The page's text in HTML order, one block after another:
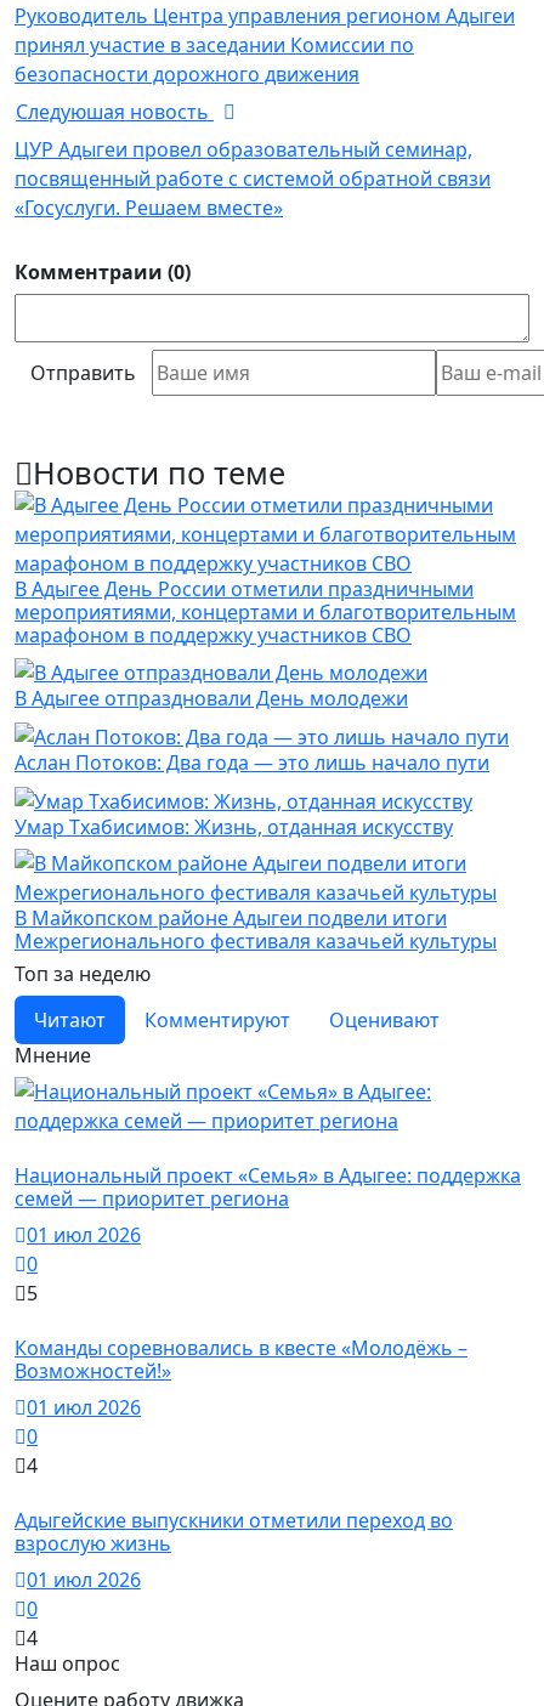
Руководитель Центра управления регионом Адыгеи
принял участие в заседании Комиссии по
безопасности дорожного движения
Следуюшая новость
ЦУР Адыгеи провел образовательный семинар,
посвященный работе с системой обратной связи
«Госуслуги. Решаем вместе»
Комментраии (0)
Отправить
Новости по теме
В Адыгее День России отметили праздничными
мероприятиями, концертами и благотворительным
марафоном в поддержку участников СВО
В Адыгее отпраздновали День молодежи
Аслан Потоков: Два года — это лишь начало пути
Умар Тхабисимов: Жизнь, отданная искусству
В Майкопском районе Адыгеи подвели итоги
Межрегионального фестиваля казачьей культуры
Топ за неделю
Читают
Комментируют
Оценивают
Мнение
Национальный проект «Семья» в Адыгее: поддержка
семей — приоритет региона
01 июл 2026
0
5
Команды соревновались в квесте «Молодёжь –
Возможностей!»
01 июл 2026
0
4
Адыгейские выпускники отметили переход во
взрослую жизнь
01 июл 2026
0
4
Наш опрос
Оцените работу движка